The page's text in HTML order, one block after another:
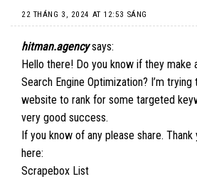
22 THÁNG 3, 2024 AT 12:53 SÁNG
hitman.agency says:
Hello there! Do you know if they make
Search Engine Optimization? I’m
website to rank for some targeted
very good success.
If you know of any please share.
here:
Scrapebox List